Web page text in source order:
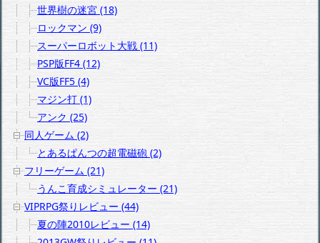
世界樹の迷宮 (18)
ロックマン (9)
スーパーロボット大戦 (11)
PSP版FF4 (12)
VC版FF5 (4)
マジン打 (1)
アンク (25)
同人ゲーム (2)
とあるぱんつの超電磁砲 (2)
フリーゲーム (21)
うんこ育成シミュレーター (21)
VIPRPG祭りレビュー (44)
夏の陣2010レビュー (14)